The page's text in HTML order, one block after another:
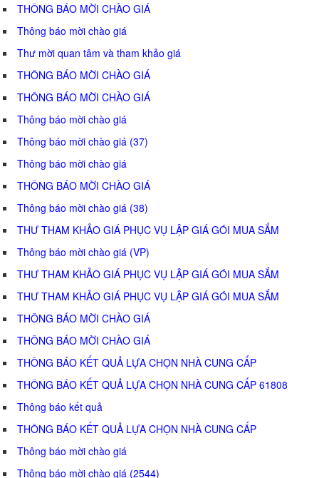
THÔNG BÁO MỜI CHÀO GIÁ
Thông báo mời chào giá
Thư mời quan tâm và tham khảo giá
THÔNG BÁO MỜI CHÀO GIÁ
THÔNG BÁO MỜI CHÀO GIÁ
Thông báo mời chào giá
Thông báo mời chào giá (37)
Thông báo mời chào giá
THÔNG BÁO MỜI CHÀO GIÁ
Thông báo mời chào giá (38)
THƯ THAM KHẢO GIÁ PHỤC VỤ LẬP GIÁ GÓI MUA SẮM
Thông báo mời chào giá (VP)
THƯ THAM KHẢO GIÁ PHỤC VỤ LẬP GIÁ GÓI MUA SẮM
THƯ THAM KHẢO GIÁ PHỤC VỤ LẬP GIÁ GÓI MUA SẮM
THÔNG BÁO MỜI CHÀO GIÁ
THÔNG BÁO MỜI CHÀO GIÁ
THÔNG BÁO KẾT QUẢ LỰA CHỌN NHÀ CUNG CẤP
THÔNG BÁO KẾT QUẢ LỰA CHỌN NHÀ CUNG CẤP 61808
Thông báo kết quả
THÔNG BÁO KẾT QUẢ LỰA CHỌN NHÀ CUNG CẤP
Thông báo mời chào giá
Thông báo mời chào giá (2544)